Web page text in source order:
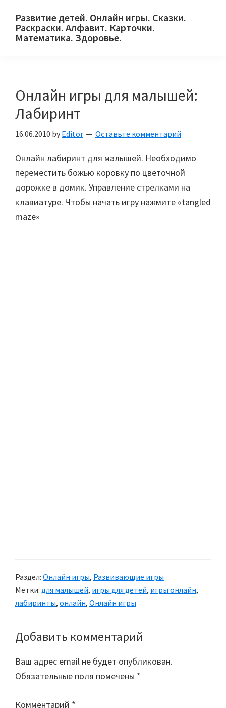
primary
main
primary
Развитие детей. Онлайн игры. Сказки.
Раскраски. Алфавит. Карточки.
Математика. Здоровье.
и
их
родителей.
Онлайн игры для малышей:
Лабиринт
16.06.2010 by Editor Оставьте комментарий
Онлайн лабиринт для малышей. Необходимо
переместить божью коровку по цветочной
дорожке в домик. Управление стрелками на
клавиатуре. Чтобы начать игру нажмите «tangled
maze»
Раздел: Онлайн игры, Развивающие игры
Метки: для малышей, игры для детей, игры онлайн,
лабиринты, онлайн, Онлайн игры
Reader
Interactions
Добавить комментарий
Ваш адрес email не будет опубликован.
Обязательные поля помечены *
Комментарий *